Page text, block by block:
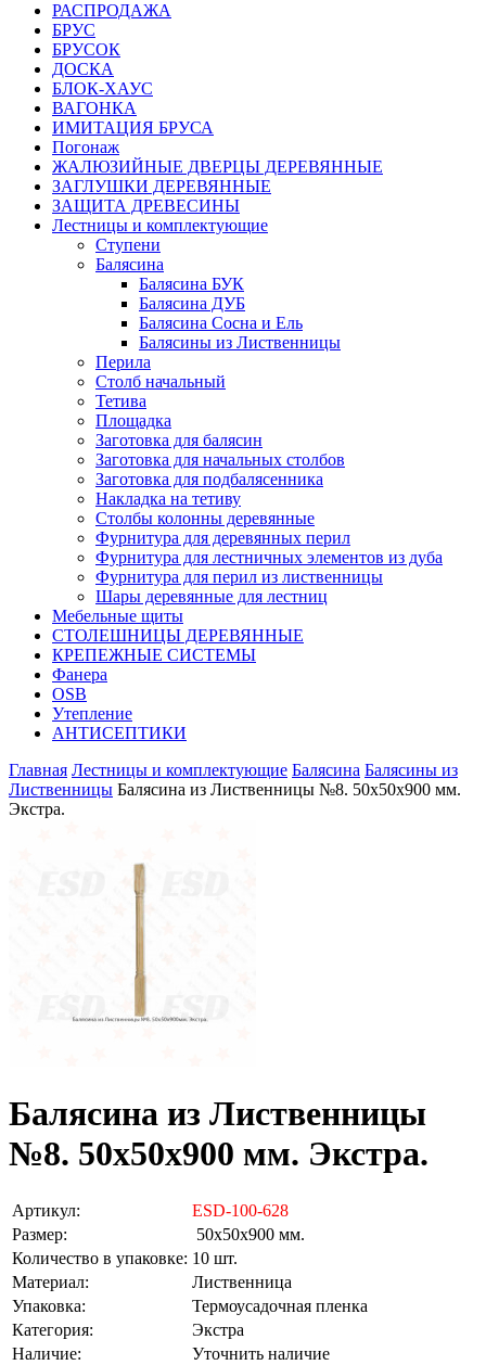
РАСПРОДАЖА
БРУС
БРУСОК
ДОСКА
БЛОК-ХАУС
ВАГОНКА
ИМИТАЦИЯ БРУСА
Погонаж
ЖАЛЮЗИЙНЫЕ ДВЕРЦЫ ДЕРЕВЯННЫЕ
ЗАГЛУШКИ ДЕРЕВЯННЫЕ
ЗАЩИТА ДРЕВЕСИНЫ
Лестницы и комплектующие
Ступени
Балясина
Балясина БУК
Балясина ДУБ
Балясина Сосна и Ель
Балясины из Лиственницы
Перила
Столб начальный
Тетива
Площадка
Заготовка для балясин
Заготовка для начальных столбов
Заготовка для подбалясенника
Накладка на тетиву
Столбы колонны деревянные
Фурнитура для деревянных перил
Фурнитура для лестничных элементов из дуба
Фурнитура для перил из лиственницы
Шары деревянные для лестниц
Мебельные щиты
СТОЛЕШНИЦЫ ДЕРЕВЯННЫЕ
КРЕПЕЖНЫЕ СИСТЕМЫ
Фанера
OSB
Утепление
АНТИСЕПТИКИ
Главная Лестницы и комплектующие Балясина Балясины из
Лиственницы Балясина из Лиственницы №8. 50х50х900 мм.
Экстра.
Балясина из Лиственницы
№8. 50х50х900 мм. Экстра.
Артикул:
ESD-100-628
Размер:
50х50х900 мм.
Количество в упаковке: 10 шт.
Материал:
Лиственница
Упаковка:
Термоусадочная пленка
Категория:
Экстра
Наличие:
Уточнить наличие